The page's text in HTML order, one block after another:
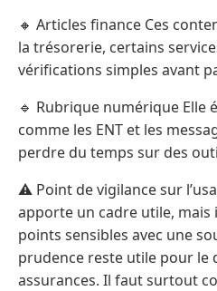
🔸 Articles finance Ces
la trésorerie, certains
vérifications simples avant
🔹 Rubrique numérique Elle
comme les ENT et les
perdre du temps sur des
⚠️ Point de vigilance sur
apporte un cadre utile, mais
points sensibles avec une
prudence reste utile pour le
assurances. Il faut surtout